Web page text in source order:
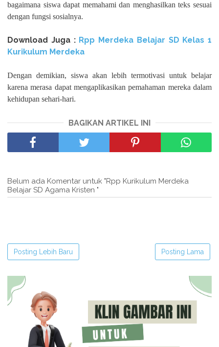
bagaimana siswa dapat memahami dan menghasilkan teks sesuai
dengan fungsi sosialnya.
Download Juga : Rpp Merdeka Belajar SD Kelas 1
Kurikulum Merdeka
Dengan demikian, siswa akan lebih termotivasi untuk belajar
karena merasa dapat mengaplikasikan pemahaman mereka dalam
kehidupan sehari-hari.
BAGIKAN ARTIKEL INI
Belum ada Komentar untuk "Rpp Kurikulum Merdeka
Belajar SD Agama Kristen "
Posting Lebih Baru Posting Lama